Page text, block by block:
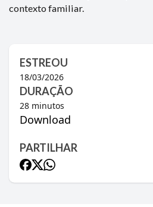
contexto familiar.
ESTREOU
18/03/2026
DURAÇÃO
28 minutos
Download
PARTILHAR